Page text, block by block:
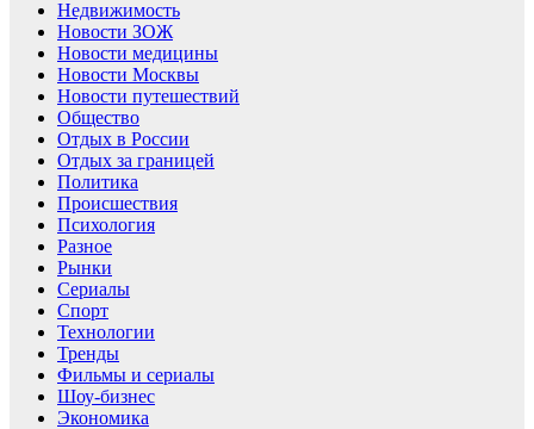
Недвижимость
Новости ЗОЖ
Новости медицины
Новости Москвы
Новости путешествий
Общество
Отдых в России
Отдых за границей
Политика
Происшествия
Психология
Разное
Рынки
Сериалы
Спорт
Технологии
Тренды
Фильмы и сериалы
Шоу-бизнес
Экономика